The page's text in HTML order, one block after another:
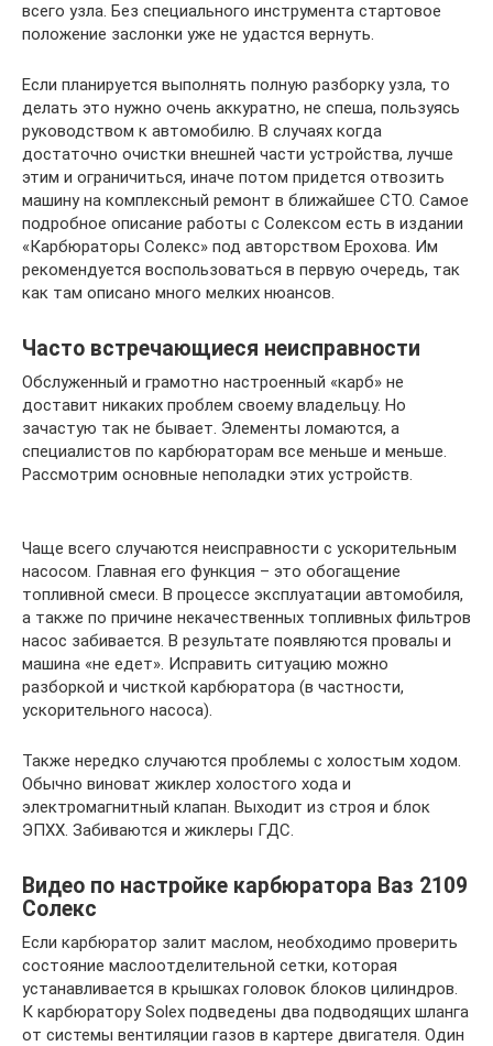
всего узла. Без специального инструмента стартовое
положение заслонки уже не удастся вернуть.
Если планируется выполнять полную разборку узла, то
делать это нужно очень аккуратно, не спеша, пользуясь
руководством к автомобилю. В случаях когда
достаточно очистки внешней части устройства, лучше
этим и ограничиться, иначе потом придется отвозить
машину на комплексный ремонт в ближайшее СТО. Самое
подробное описание работы с Солексом есть в издании
«Карбюраторы Солекс» под авторством Ерохова. Им
рекомендуется воспользоваться в первую очередь, так
как там описано много мелких нюансов.
Часто встречающиеся неисправности
Обслуженный и грамотно настроенный «карб» не
доставит никаких проблем своему владельцу. Но
зачастую так не бывает. Элементы ломаются, а
специалистов по карбюраторам все меньше и меньше.
Рассмотрим основные неполадки этих устройств.
Чаще всего случаются неисправности с ускорительным
насосом. Главная его функция – это обогащение
топливной смеси. В процессе эксплуатации автомобиля,
а также по причине некачественных топливных фильтров
насос забивается. В результате появляются провалы и
машина «не едет». Исправить ситуацию можно
разборкой и чисткой карбюратора (в частности,
ускорительного насоса).
Также нередко случаются проблемы с холостым ходом.
Обычно виноват жиклер холостого хода и
электромагнитный клапан. Выходит из строя и блок
ЭПХХ. Забиваются и жиклеры ГДС.
Видео по настройке карбюратора Ваз 2109
Солекс
Если карбюратор залит маслом, необходимо проверить
состояние маслоотделительной сетки, которая
устанавливается в крышках головок блоков цилиндров.
К карбюратору Solex подведены два подводящих шланга
от системы вентиляции газов в картере двигателя. Один